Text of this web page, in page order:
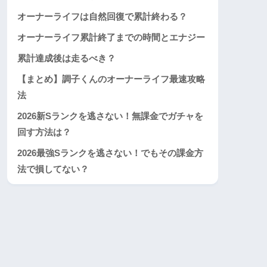
オーナーライフは自然回復で累計終わる？
オーナーライフ累計終了までの時間とエナジー
累計達成後は走るべき？
【まとめ】調子くんのオーナーライフ最速攻略
法
2026新Sランクを逃さない！無課金でガチャを
回す方法は？
2026最強Sランクを逃さない！でもその課金方
法で損してない？